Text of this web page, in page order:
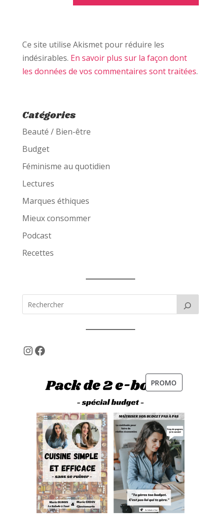
Ce site utilise Akismet pour réduire les
indésirables. En savoir plus sur la façon dont
les données de vos commentaires sont traitées.
Catégories
Beauté / Bien-être
Budget
Féminisme au quotidien
Lectures
Marques éthiques
Mieux consommer
Podcast
Recettes
Instagram
Facebook
PROMO